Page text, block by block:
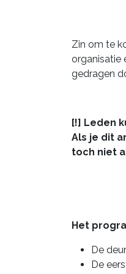
Zin om te
organisatie
gedragen
[!] Leden
Als je dit
toch niet
Het
De
De